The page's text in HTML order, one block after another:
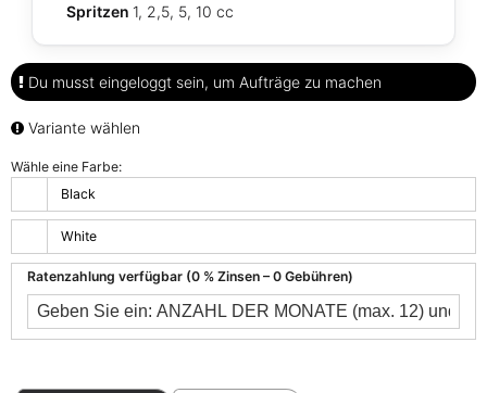
Spritzen 1, 2,5, 5, 10 cc
Du musst eingeloggt sein, um Aufträge zu machen
Variante wählen
Wähle eine Farbe:
Black
White
Ratenzahlung verfügbar (0 % Zinsen – 0 Gebühren)